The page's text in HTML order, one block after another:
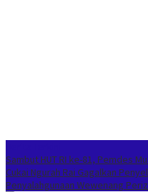
Sambut HUT RI ke-81, Pemdes
Cukai Ngurah Rai Gagalkan
Penyalahgunaan Wewenang